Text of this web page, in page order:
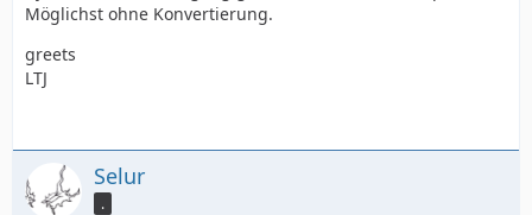
Möglichst ohne Konvertierung.
greets
LTJ
Selur
.